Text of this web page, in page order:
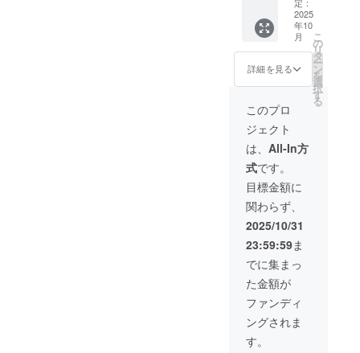
け商品
のラベ
ルに表
記され
ま
す。」
（2025
年12月
以降）
を予定
してい
・名称 :
牛肉 ・
内容
量:200g
×2枚 2.
食品の
種類ご
との追
加記載
項目
a：食肉
「保存
方法:冷
凍保
存、消
費期限:
加工か
ら1か
月、原
育むお
米は、
つやや
かで甘
みがあ
り、一
口食べ
ればふ
るさと
の風景
が広が
るよう
な味わ
いで
す。 ご
自宅で
炊きた
てを味
わえ
ば、ま
るで玖
珠に旅
したよ
うな気
持ち
ド】 豊
かな自
然に囲
まれた
玖珠盆
地 で
育っ
た、令
和7年産
の新米
30kgと
お礼の
ポスト
カード
をお届
けしま
す。 昼
夜の寒
暖差と
清らか
な水が
育むお
米は、
つやや
かで甘
2025
年10
月
詳細を見る
こ
の
リ
タ
ー
ン
を
選
択
す
る
このプロ
ジェクト
は、 All-In方
式です。
目標金額に
関わらず、
2025/10/31
23:59:59ま
でに集まっ
た金額が
ファンディ
ングされま
す。